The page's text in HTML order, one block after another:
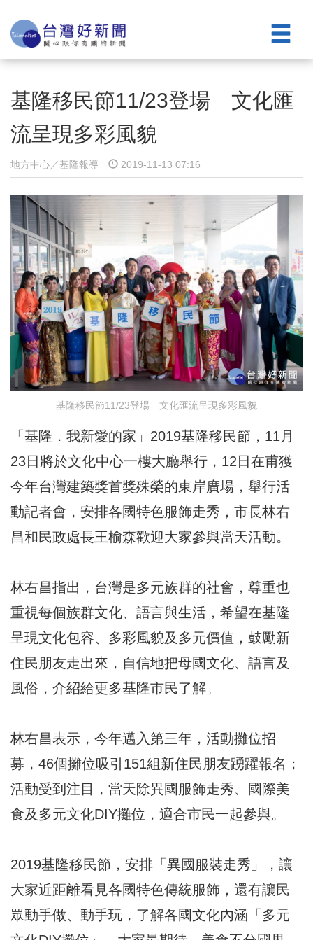
基隆移民節11/23登場 文化匯
流呈現多彩風貌
地方中心／基隆報導 2019-11-13 07:16
基隆移民節11/23登場 文化匯流呈現多彩風貌
「基隆．我新愛的家」2019基隆移民節，11月
23日將於文化中心一樓大廳舉行，12日在甫獲
今年台灣建築獎首獎殊榮的東岸廣場，舉行活
動記者會，安排各國特色服飾走秀，市長林右
昌和民政處長王榆森歡迎大家參與當天活動。
林右昌指出，台灣是多元族群的社會，尊重也
重視每個族群文化、語言與生活，希望在基隆
呈現文化包容、多彩風貌及多元價值，鼓勵新
住民朋友走出來，自信地把母國文化、語言及
風俗，介紹給更多基隆市民了解。
林右昌表示，今年邁入第三年，活動攤位招
募，46個攤位吸引151組新住民朋友踴躍報名；
活動受到注目，當天除異國服飾走秀、國際美
食及多元文化DIY攤位，適合市民一起參與。
2019基隆移民節，安排「異國服裝走秀」，讓
大家近距離看見各國特色傳統服飾，還有讓民
眾動手做、動手玩，了解各國文化內涵「多元